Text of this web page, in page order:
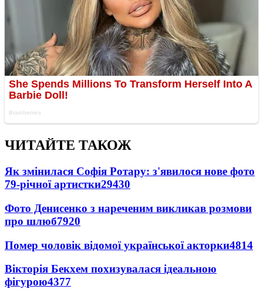
ЧИТАЙТЕ ТАКОЖ
Як змінилася Софія Ротару: з'явилося нове фото
79-річної артистки29430
Фото Денисенко з нареченим викликав розмови
про шлюб7920
Помер чоловік відомої української акторки4814
Вікторія Бекхем похизувалася ідеальною
фігурою4377